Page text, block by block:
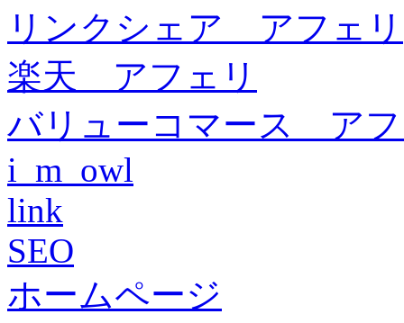
リンクシェア アフェリ
楽天 アフェリ
バリューコマース ア
i_m_owl
link
SEO
ホームページ